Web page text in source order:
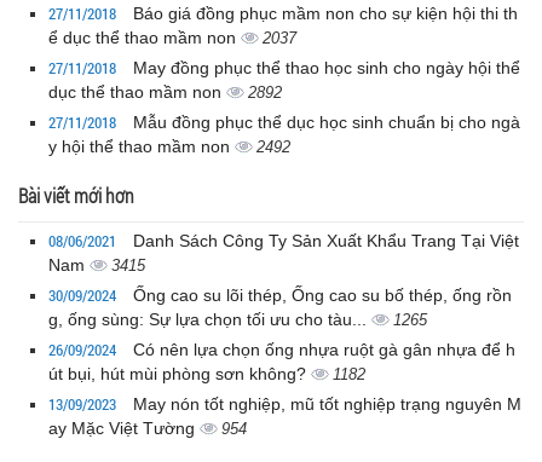
27/11/2018
Báo giá đồng phục mầm non cho sự kiện hội thi th
ể dục thể thao mầm non
2037
27/11/2018
May đồng phục thể thao học sinh cho ngày hội thể
dục thể thao mầm non
2892
27/11/2018
Mẫu đồng phục thể dục học sinh chuẩn bị cho ngà
y hội thể thao mầm non
2492
Bài viết mới hơn
08/06/2021
Danh Sách Công Ty Sản Xuất Khẩu Trang Tại Việt
Nam
3415
30/09/2024
Ống cao su lõi thép, Ống cao su bố thép, ống rồn
g, ống sùng: Sự lựa chọn tối ưu cho tàu...
1265
26/09/2024
Có nên lựa chọn ống nhựa ruột gà gân nhựa để h
út bụi, hút mùi phòng sơn không?
1182
13/09/2023
May nón tốt nghiệp, mũ tốt nghiệp trạng nguyên M
ay Mặc Việt Tường
954